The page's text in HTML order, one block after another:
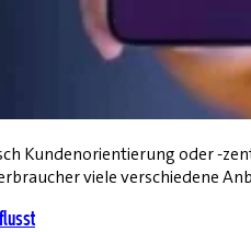
Kundenorientierung oder -
viele verschiedene